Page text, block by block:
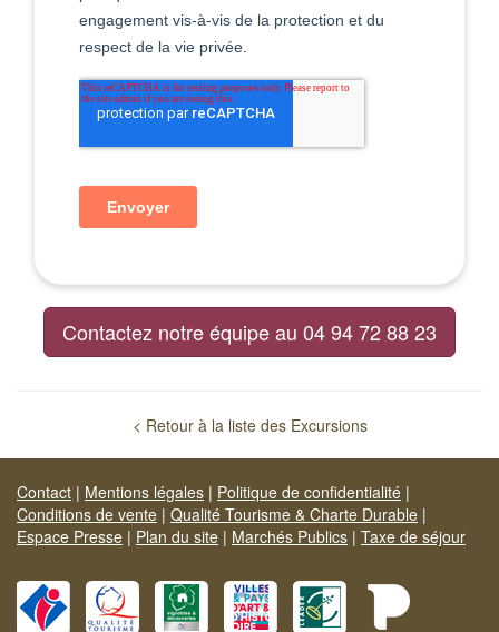
Contactez notre équipe au 04 94 72 88 23
< Retour à la liste des Excursions
Contact | Mentions légales | Politique de confidentialité |
Conditions de vente | Qualité Tourisme & Charte Durable |
Espace Presse | Plan du site | Marchés Publics | Taxe de séjour